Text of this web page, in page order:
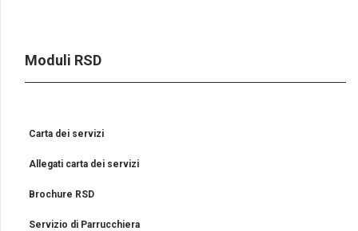
Moduli RSD
Carta dei servizi
Allegati carta dei servizi
Brochure RSD
Servizio di Parrucchiera